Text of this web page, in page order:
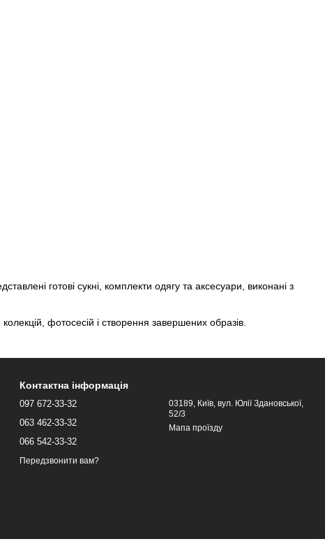
готові сукні, комплекти одягу та аксесуари, виконані з
фотосесій і створення завершених образів.
Контактна інформація
097 672-33-32
063 462-33-32
066 542-33-32
Передзвонити вам?
03189, Київ, вул. Юлії Здановської,
52/3
Мапа проїзду